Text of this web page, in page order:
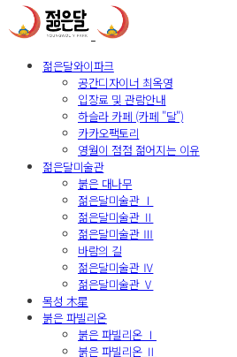
젊은달와이파크
공간디자이너 최옥영
입장료 및 관람안내
하슬라 카페 (카페 "달")
카카오팩토리
영월이 점점 젊어지는 이유
젊은달미술관
붉은 대나무
젊은달미술관 Ⅰ
젊은달미술관 Ⅱ
젊은달미술관 Ⅲ
바람의 길
젊은달미술관 Ⅳ
젊은달미술관 Ⅴ
목성 木星
붉은 파빌리온
붉은 파빌리온 Ⅰ
붉은 파빌리온 Ⅱ